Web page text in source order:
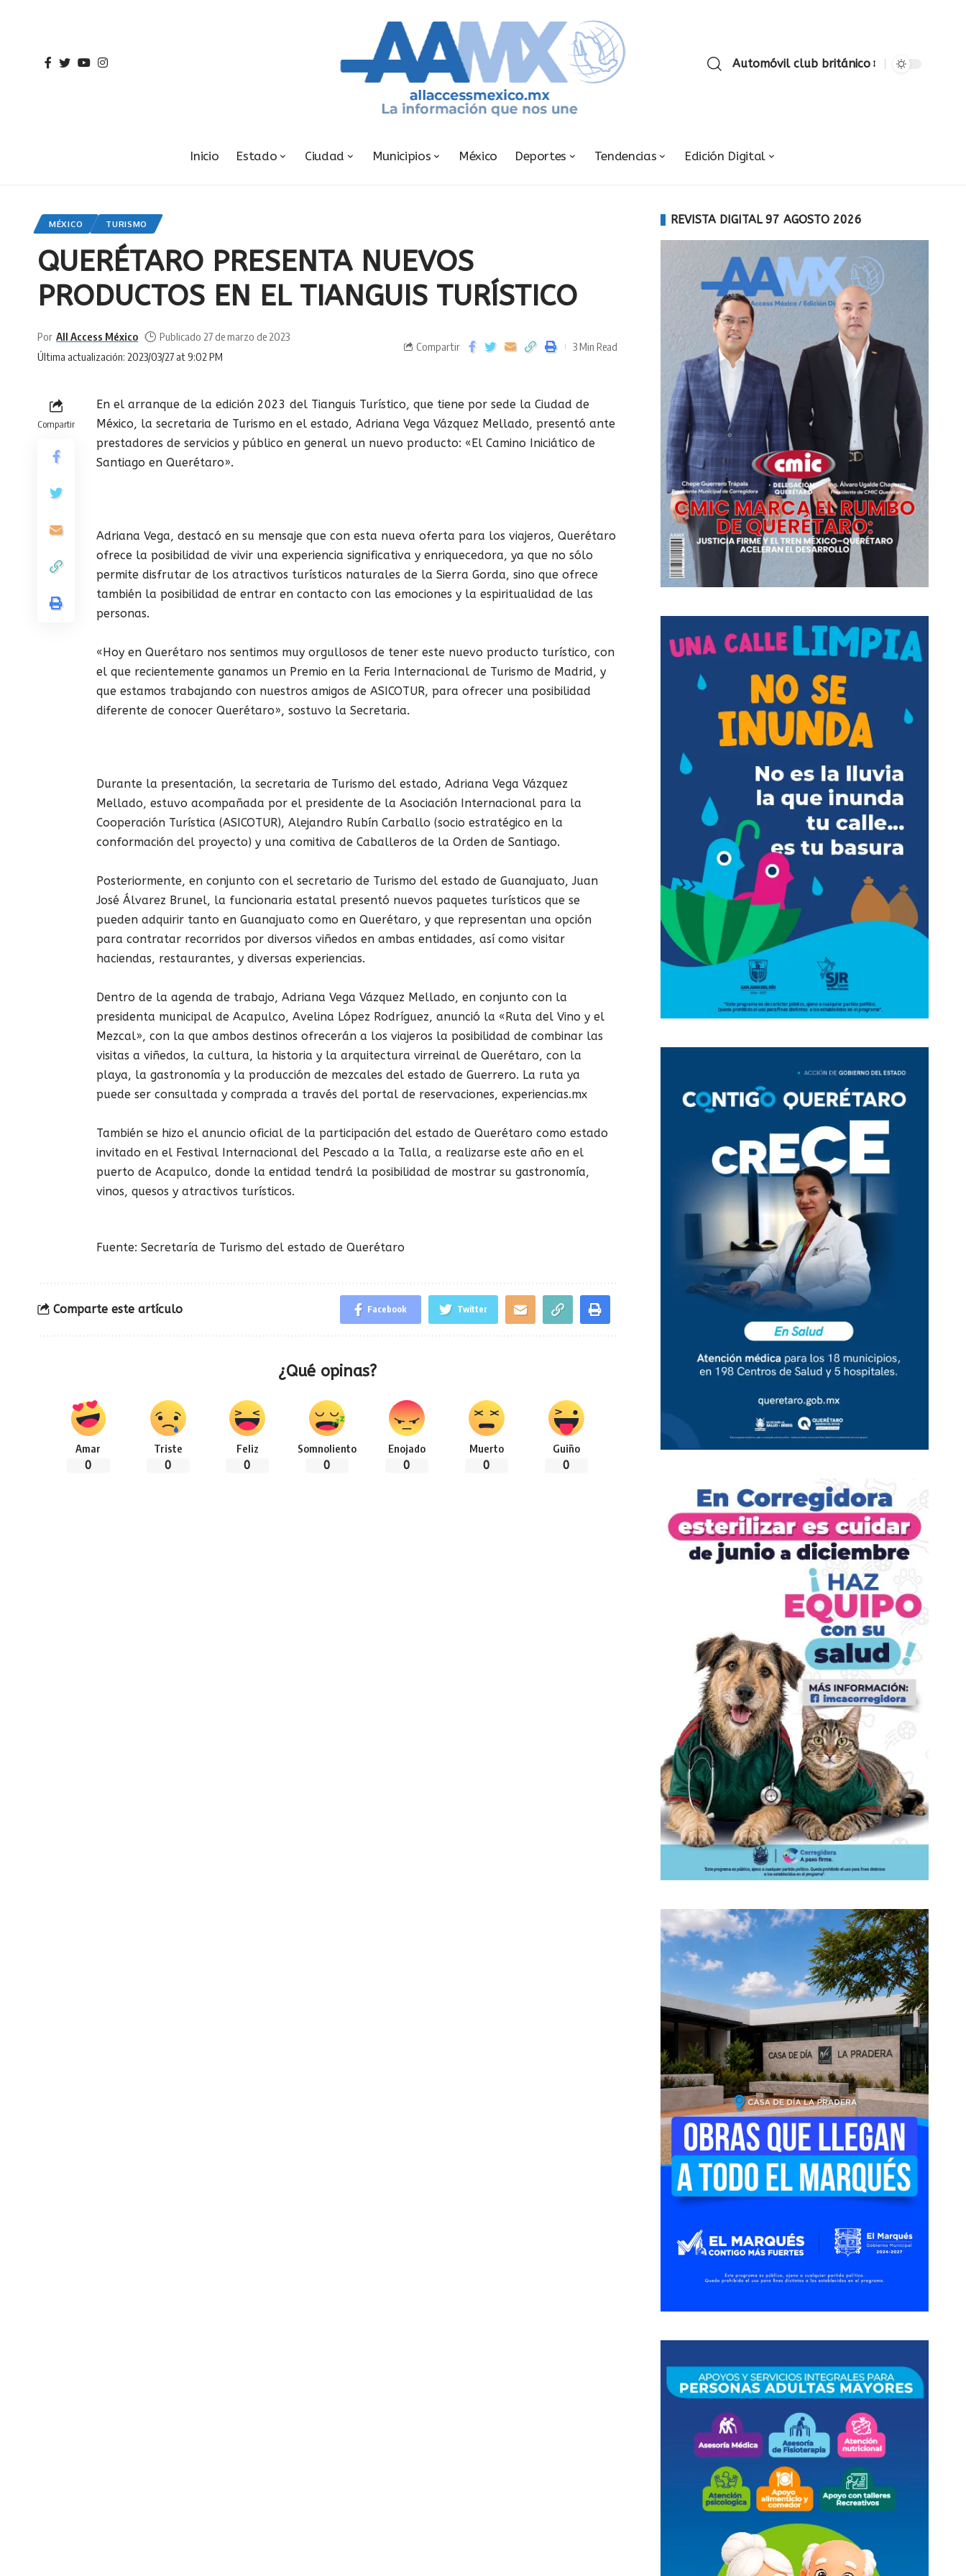
Automóvil club británico
Inicio Estado Ciudad Municipios México Deportes Tendencias Edición Digital
MÉXICO TURISMO
QUERÉTARO PRESENTA NUEVOS
PRODUCTOS EN EL TIANGUIS TURÍSTICO
Última actualización: 2023/03/27 at 9:02 PM
Por All Access México Publicado 27 de marzo de 2023
Compartir 3 Min Read
Compartir
En el arranque de la edición 2023 del Tianguis Turístico, que tiene por sede la Ciudad de
México, la secretaria de Turismo en el estado, Adriana Vega Vázquez Mellado, presentó ante
prestadores de servicios y público en general un nuevo producto: «El Camino Iniciático de
Santiago en Querétaro».
Adriana Vega, destacó en su mensaje que con esta nueva oferta para los viajeros, Querétaro
ofrece la posibilidad de vivir una experiencia significativa y enriquecedora, ya que no sólo
permite disfrutar de los atractivos turísticos naturales de la Sierra Gorda, sino que ofrece
también la posibilidad de entrar en contacto con las emociones y la espiritualidad de las
personas.
«Hoy en Querétaro nos sentimos muy orgullosos de tener este nuevo producto turístico, con
el que recientemente ganamos un Premio en la Feria Internacional de Turismo de Madrid, y
que estamos trabajando con nuestros amigos de ASICOTUR, para ofrecer una posibilidad
diferente de conocer Querétaro», sostuvo la Secretaria.
Durante la presentación, la secretaria de Turismo del estado, Adriana Vega Vázquez
Mellado, estuvo acompañada por el presidente de la Asociación Internacional para la
Cooperación Turística (ASICOTUR), Alejandro Rubín Carballo (socio estratégico en la
conformación del proyecto) y una comitiva de Caballeros de la Orden de Santiago.
Posteriormente, en conjunto con el secretario de Turismo del estado de Guanajuato, Juan
José Álvarez Brunel, la funcionaria estatal presentó nuevos paquetes turísticos que se
pueden adquirir tanto en Guanajuato como en Querétaro, y que representan una opción
para contratar recorridos por diversos viñedos en ambas entidades, así como visitar
haciendas, restaurantes, y diversas experiencias.
Dentro de la agenda de trabajo, Adriana Vega Vázquez Mellado, en conjunto con la
presidenta municipal de Acapulco, Avelina López Rodríguez, anunció la «Ruta del Vino y el
Mezcal», con la que ambos destinos ofrecerán a los viajeros la posibilidad de combinar las
visitas a viñedos, la cultura, la historia y la arquitectura virreinal de Querétaro, con la
playa, la gastronomía y la producción de mezcales del estado de Guerrero. La ruta ya
puede ser consultada y comprada a través del portal de reservaciones, experiencias.mx
También se hizo el anuncio oficial de la participación del estado de Querétaro como estado
invitado en el Festival Internacional del Pescado a la Talla, a realizarse este año en el
puerto de Acapulco, donde la entidad tendrá la posibilidad de mostrar su gastronomía,
vinos, quesos y atractivos turísticos.
Fuente: Secretaría de Turismo del estado de Querétaro
Comparte este artículo Facebook Twitter
¿Qué opinas?
Amar
0
Triste
0
Feliz
0
Somnoliento
0
Enojado
0
Muerto
0
Guiño
0
REVISTA DIGITAL 97 AGOSTO 2026